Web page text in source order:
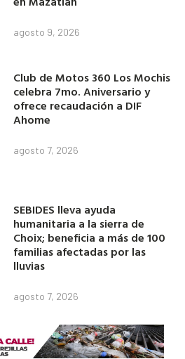
agosto 9, 2026
Club de Motos 360 Los Mochis
celebra 7mo. Aniversario y
ofrece recaudación a DIF
Ahome
agosto 7, 2026
SEBIDES lleva ayuda
humanitaria a la sierra de
Choix; beneficia a más de 100
familias afectadas por las
lluvias
agosto 7, 2026